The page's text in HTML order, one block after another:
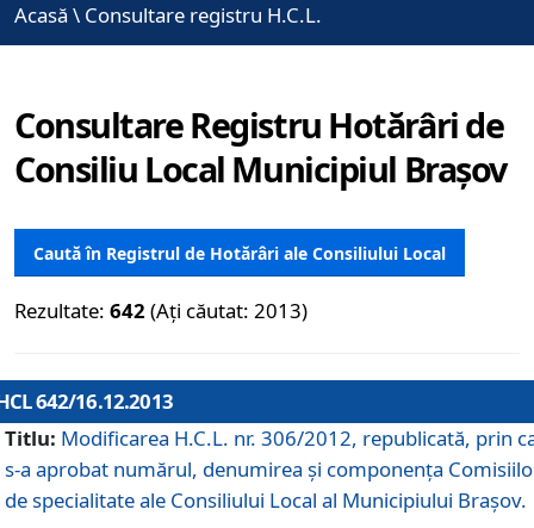
Acasă \ Consultare registru H.C.L.
Consultare Registru Hotărâri de
Consiliu Local Municipiul Brașov
Caută în Registrul de Hotărâri ale Consiliului Local
Rezultate: 642 (Ați căutat: 2013)
642/16.12.2013
Titlu: Modificarea H.C.L. nr. 306/2012, republicată, prin
s-a aprobat numărul, denumirea şi componenţa
de specialitate ale Consiliului Local al Municipiului Braşov.